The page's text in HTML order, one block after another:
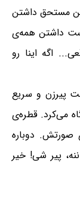
مستحق داشتن
داشتن همه‌ی
اگه اینا رو
پیرزن و سریع
می‌کرد. قطره‌ی
دوباره
پیر شی! خیر